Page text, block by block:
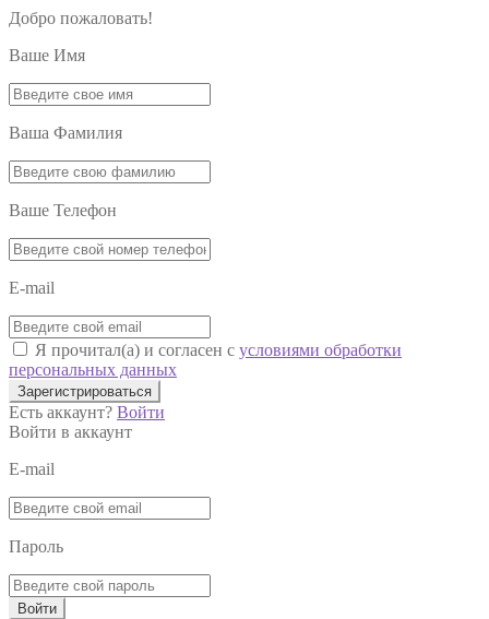
Добро пожаловать!
Ваше Имя
Ваша Фамилия
Ваше Телефон
E-mail
Я прочитал(а) и согласен с условиями обработки
персональных данных
Зарегистрироваться
Есть аккаунт? Войти
Войти в аккаунт
E-mail
Пароль
Войти